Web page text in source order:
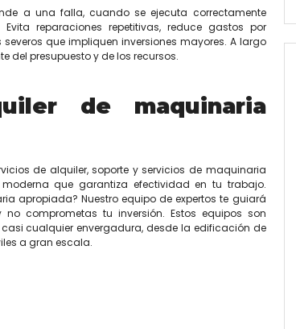
a una falla, cuando se ejecuta correctamente
reparaciones repetitivas, reduce gastos por
que impliquen inversiones mayores. A largo
del presupuesto y de los recursos.
de maquinaria
de alquiler, soporte y servicios de maquinaria
que garantiza efectividad en tu trabajo.
apropiada? Nuestro equipo de expertos te guiará
comprometas tu inversión. Estos equipos son
cualquier envergadura, desde la edificación de
a gran escala.